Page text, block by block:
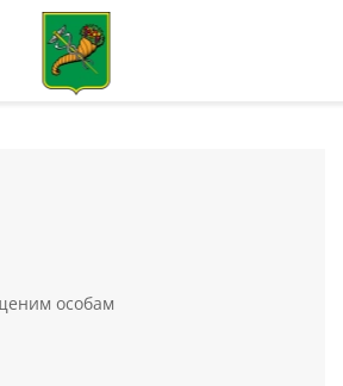
особам